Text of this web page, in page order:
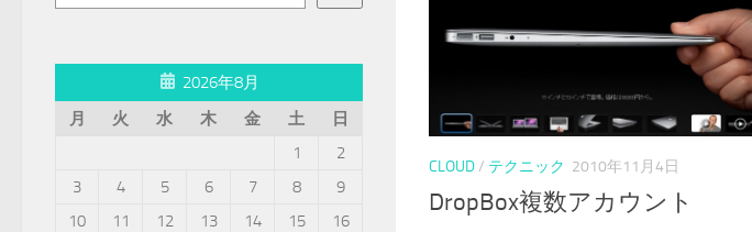
CLOUD/ テクニック 2010年11月4日
DropBox複数アカウント
2026年8月
月
火 水 木 金 土
日
1
2
3
4 5 6 7 8
9
10
11 12 13 14 15
16